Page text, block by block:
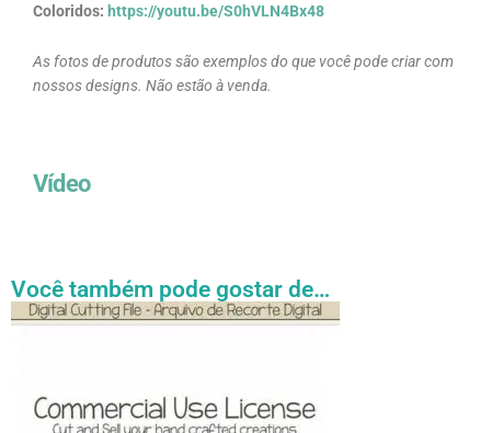
Coloridos: https://youtu.be/S0hVLN4Bx48
As fotos de produtos são exemplos do que você pode criar com
nossos designs. Não estão à venda.
Vídeo
Você também pode gostar de…
Faixa
de
R$ 54.89
Este
variantes.